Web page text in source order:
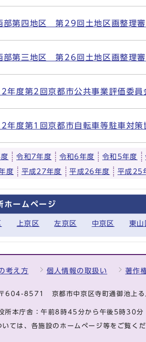
部第四地区 第29回土地区画整理
部第三地区 第26回土地区画整理
年度第2回京都市公共事業評価委員
年度第1回京都市自転車等駐車対策
令和7年度 令和6年度 令和5年度
度 平成27年度 平成26年度 平成25
ホームページ
上京区 左京区 中京区 東山
考え方 個人情報の取扱い 著作
〒604-8571 京都市中京区寺町通御池上
所本庁舎：午前8時45分から午後5時30
ては、各施設のホームページ等をご覧くだ